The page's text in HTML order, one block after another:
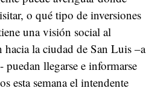
o qué tipo de inversiones
una visión social al
la ciudad de San Luis –a
llegarse e informarse
esta semana el intendente